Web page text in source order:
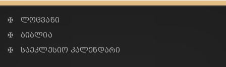
✠ ლოცვანი
✠ ბიბლია
✠ საეკლესიო კალენდარი